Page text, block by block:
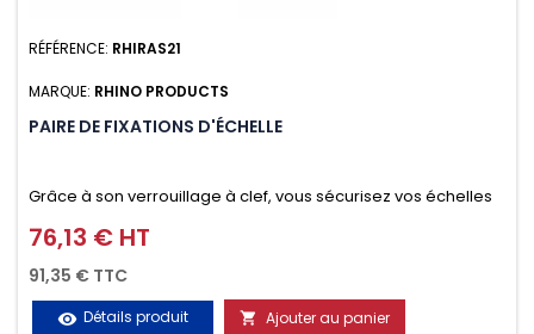
RÉFÉRENCE: RHIRAS21
MARQUE: RHINO PRODUCTS
PAIRE DE FIXATIONS D'ÉCHELLE
Grâce à son verrouillage à clef, vous sécurisez vos échelles
d'un seul geste aussi bien contre le vol que pendant le
transport. Référence vendue par paire.
Prix
76,13 € HT
91,35 € TTC
visibility Détails produit  Ajouter au panier